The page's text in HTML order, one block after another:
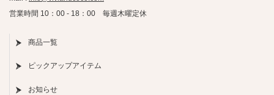
営業時間 10：00 - 18：00 毎週木曜定休
商品一覧
ピックアップアイテム
お知らせ